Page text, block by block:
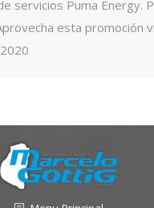
servicios Puma Energy.
esta promoción